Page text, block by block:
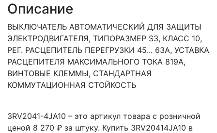
Описание
ВЫКЛЮЧАТЕЛЬ АВТОМАТИЧЕСКИЙ ДЛЯ ЗАЩИТЫ
ЭЛЕКТРОДВИГАТЕЛЯ, ТИПОРАЗМЕР S3, КЛАСС 10,
РЕГ. РАСЦЕПИТЕЛЬ ПЕРЕГРУЗКИ 45... 63A, УСТАВКА
РАСЦЕПИТЕЛЯ МАКСИМАЛЬНОГО ТОКА 819A,
ВИНТОВЫЕ КЛЕММЫ, СТАНДАРТНАЯ
КОММУТАЦИОННАЯ СТОЙКОСТЬ
3RV2041-4JA10 – это артикул товара с розничной
ценой 8 270 ₽ за штуку. Купить 3RV20414JA10 в